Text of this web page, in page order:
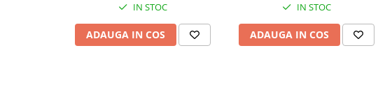
IN STOC
ADAUGA IN COS
IN STOC
ADAUGA IN COS